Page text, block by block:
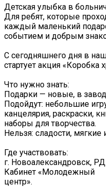
Детская улыбка в
Для ребят, которые
каждый маленький
событием и добрым
С сегодняшнего дня в
стартует акция «Коробка
Что нужно знать:
Подарки — новые, в
Подойдут: небольшие
канцелярия, раскраски,
наборы для творчества.
Нельзя: сладости,
Где участвовать:
г. Новоалександровск,
Кабинет «Молодежный
центр».